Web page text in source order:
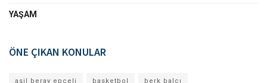
YAŞAM
ÖNE ÇIKAN KONULAR
asil beray epçeli basketbol berk balcı